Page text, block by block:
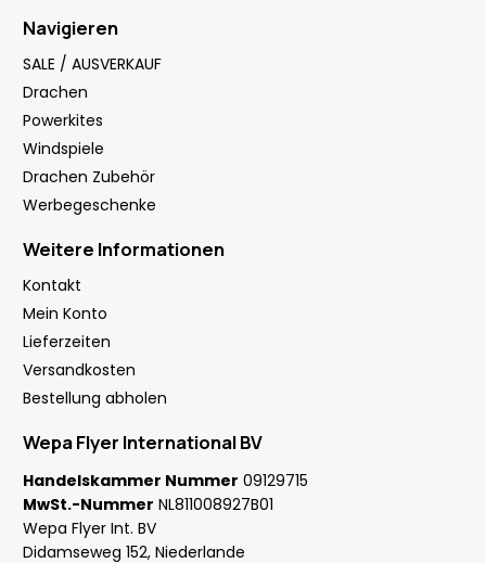
Navigieren
SALE / AUSVERKAUF
Drachen
Powerkites
Windspiele
Drachen Zubehör
Werbegeschenke
Weitere Informationen
Kontakt
Mein Konto
Lieferzeiten
Versandkosten
Bestellung abholen
Wepa Flyer International BV
Handelskammer Nummer 09129715
MwSt.-Nummer NL811008927B01
Wepa Flyer Int. BV
Didamseweg 152, Niederlande